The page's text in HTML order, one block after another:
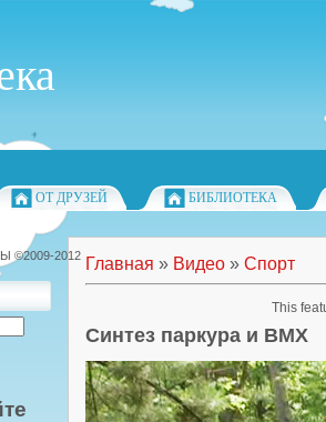
ОТ ДРУЗЕЙ
БИБЛИОТЕКА
Главная » Видео » Спорт
Синтез паркура и BMX
©2009-2012
This